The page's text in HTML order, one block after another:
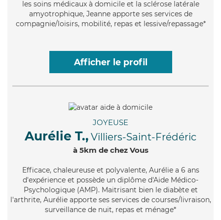
les soins médicaux à domicile et la sclérose latérale
amyotrophique, Jeanne apporte ses services de
compagnie/loisirs, mobilité, repas et lessive/repassage*
Afficher le profil
JOYEUSE
Aurélie T., Villiers-Saint-Frédéric
à 5km de chez Vous
Efficace, chaleureuse et polyvalente, Aurélie a 6 ans
d'expérience et possède un diplôme d'Aide Médico-
Psychologique (AMP). Maitrisant bien le diabète et
l'arthrite, Aurélie apporte ses services de courses/livraison,
surveillance de nuit, repas et ménage*